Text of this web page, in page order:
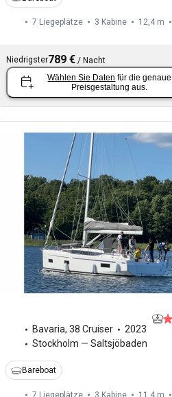
7 Liegeplätze 3 Kabine 12,4 m
Niedrigster789 €/ Nacht
Wählen Sie Daten für die genaue
Preisgestaltung aus.
Bavaria, 38 Cruiser
2023
Stockholm — Saltsjöbaden
Bareboat
7 Liegeplätze 3 Kabine 11,4 m